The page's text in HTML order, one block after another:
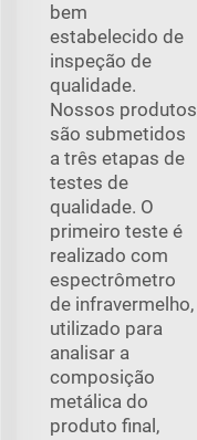
bem
estabelecido de
inspeção de
qualidade.
Nossos produtos
são submetidos
a três etapas de
testes de
qualidade. O
primeiro teste é
realizado com
espectrômetro
de infravermelho,
utilizado para
analisar a
composição
metálica do
produto final,